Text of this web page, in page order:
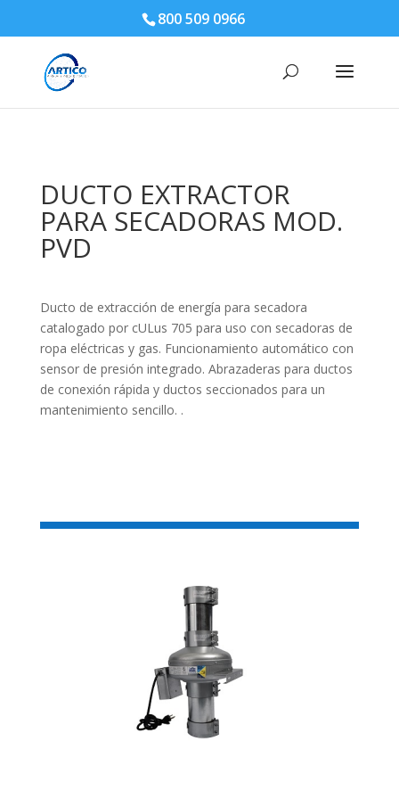
800 509 0966
DUCTO EXTRACTOR
PARA SECADORAS MOD.
PVD
Ducto de extracción de energía para secadora
catalogado por cULus 705 para uso con secadoras de
ropa eléctricas y gas. Funcionamiento automático con
sensor de presión integrado. Abrazaderas para ductos
de conexión rápida y ductos seccionados para un
mantenimiento sencillo. .